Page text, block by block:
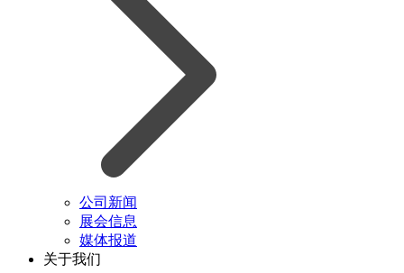
公司新闻
展会信息
媒体报道
关于我们